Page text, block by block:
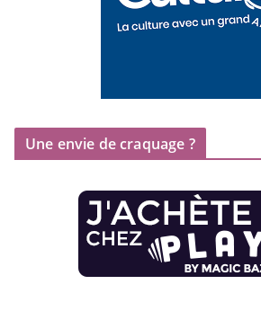
Une envie de craquage ?